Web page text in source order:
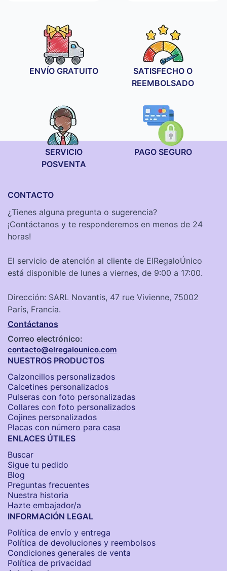
19,90 €
hasta
21,90 €
ENVÍO GRATUITO
SATISFECHO O
REEMBOLSADO
SERVICIO
POSVENTA
PAGO SEGURO
CONTACTO
¿Tienes alguna pregunta o sugerencia?
¡Contáctanos y te responderemos en menos de 24
horas!
El servicio de atención al cliente de ElRegaloÚnico
está disponible de lunes a viernes, de 9:00 a 17:00.
Dirección: SARL Novantis, 47 rue Vivienne, 75002
París, Francia.
Contáctanos
Correo electrónico:
contacto@elregalounico.com
NUESTROS PRODUCTOS
Calzoncillos personalizados​
Calcetines personalizados
Pulseras con foto personalizadas
Collares con foto personalizados
Cojines personalizados
Placas con número para casa
ENLACES ÚTILES
Buscar
Sigue tu pedido
Blog
Preguntas frecuentes
Nuestra historia
Hazte embajador/a
INFORMACIÓN LEGAL
Política de envío y entrega
Política de devoluciones y reembolsos
Condiciones generales de venta
Política de privacidad